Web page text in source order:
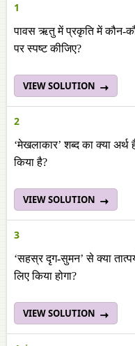
1
पावस ऋतु में प्रकृति में कौन-
पर स्पष्ट कीजिए?
VIEW SOLUTION
2
‘मेखलाकार’ शब्द का क्या अर्थ
किया है?
VIEW SOLUTION
3
‘सहस्र दृग-सुमन’ से क्या
लिए किया होगा?
VIEW SOLUTION